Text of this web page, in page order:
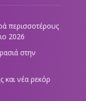
περισσοτέρους
2026
στην
και νέα ρεκόρ